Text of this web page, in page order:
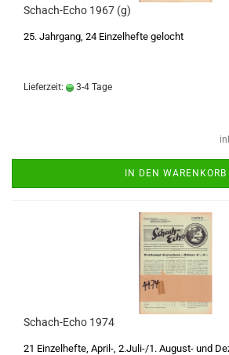
Schach-Echo 1967 (g)
25. Jahrgang, 24 Einzelhefte gelocht
Lieferzeit: 3-4 Tage
IN DEN WARENKORB
Schach-Echo 1974
21 Einzelhefte, April-, 2.Juli-/1. August- und